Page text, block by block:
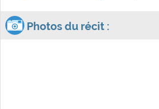
Photos du récit :